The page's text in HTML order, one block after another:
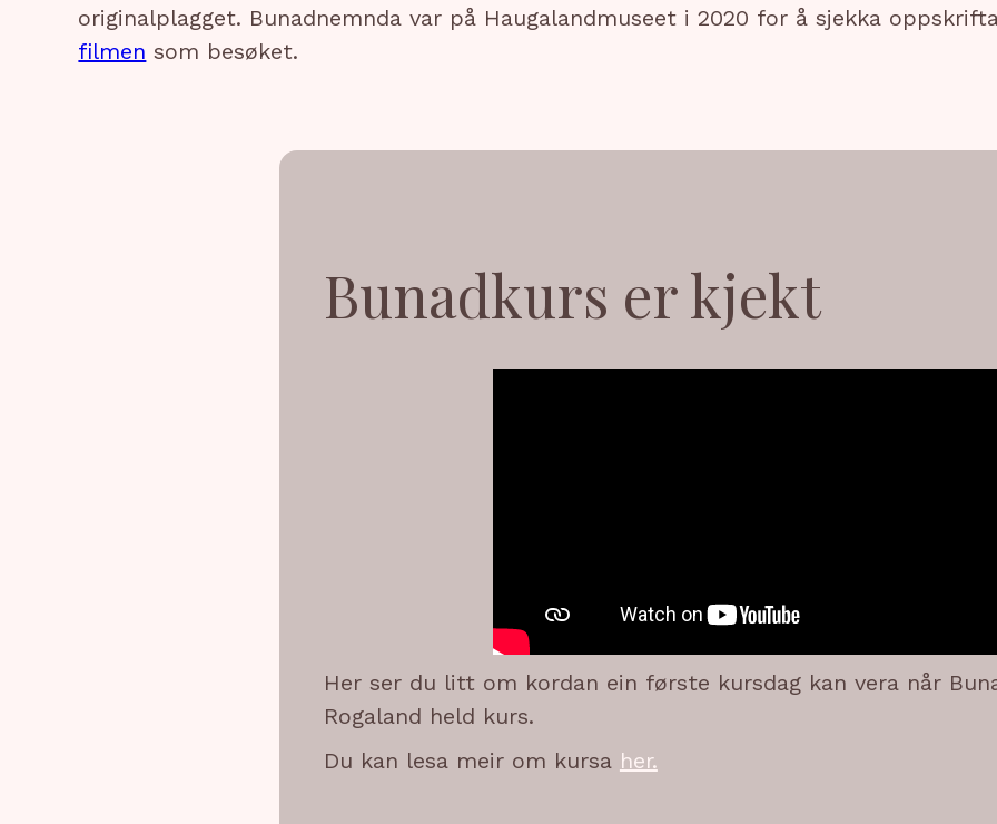
originalplagget. Bunadnemnda var på Haugalandmuseet i 2020 for å sjekka
filmen som besøket.
Bunadkurs er kjekt
Her ser du litt om kordan ein første kursdag kan vera når
Rogaland held kurs.
Du kan lesa meir om kursa her.